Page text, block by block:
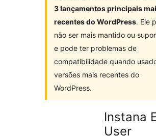
3 lançamentos principais
recentes do WordPress. Ele
não ser mais mantido ou
e pode ter problemas de
compatibilidade quando
versões mais recentes do
WordPress.
Instana
User